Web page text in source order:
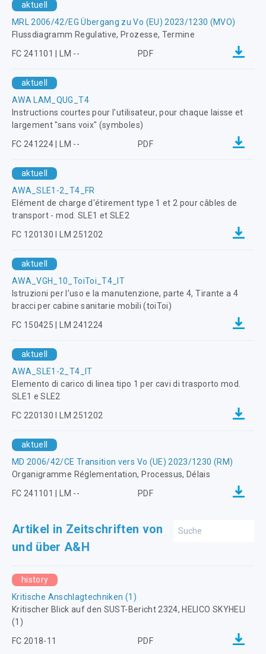
aktuell
MRL 2006/42/EG Übergang zu Vo (EU) 2023/1230 (MVO)
Flussdiagramm Regulative, Prozesse, Termine
FC 241101 | LM --
PDF
aktuell
AWA LAM_QUG_T4
Instructions courtes pour l'utilisateur, pour chaque laisse et
largement "sans voix" (symboles)
FC 241224 | LM --
PDF
aktuell
AWA_SLE1-2_T4_FR
Elément de charge d'étirement type 1 et 2 pour câbles de
transport - mod. SLE1 et SLE2
FC 120130 I LM 251202
aktuell
AWA_VGH_10_ToiToi_T4_IT
Istruzioni per l’uso e la manutenzione, parte 4, Tirante a 4
bracci per cabine sanitarie mobili (toiToi)
FC 150425 | LM 241224
aktuell
AWA_SLE1-2_T4_IT
Elemento di carico di linea tipo 1 per cavi di trasporto mod.
SLE1 e SLE2
FC 220130 I LM 251202
aktuell
MD 2006/42/CE Transition vers Vo (UE) 2023/1230 (RM)
Organigramme Réglementation, Processus, Délais
FC 241101 | LM --
PDF
Artikel in Zeitschriften von
und über A&H
history
Kritische Anschlagtechniken (1)
Kritischer Blick auf den SUST-Bericht 2324, HELICO SKYHELI
(1)
FC 2018-11
PDF